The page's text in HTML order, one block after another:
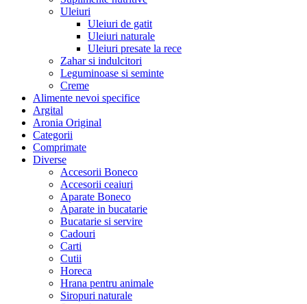
Uleiuri
Uleiuri de gatit
Uleiuri naturale
Uleiuri presate la rece
Zahar si indulcitori
Leguminoase si seminte
Creme
Alimente nevoi specifice
Argital
Aronia Original
Categorii
Comprimate
Diverse
Accesorii Boneco
Accesorii ceaiuri
Aparate Boneco
Aparate in bucatarie
Bucatarie si servire
Cadouri
Carti
Cutii
Horeca
Hrana pentru animale
Siropuri naturale